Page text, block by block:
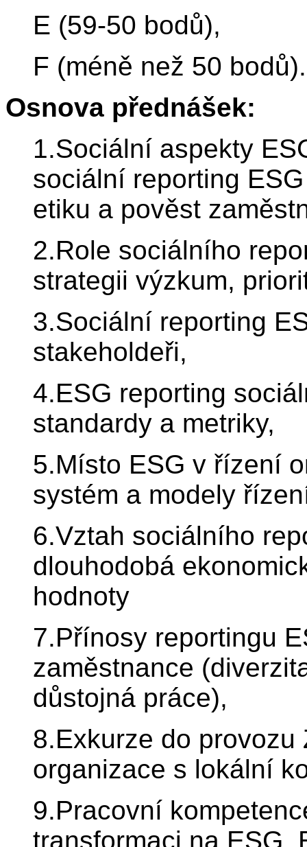
E (59-50 bodů),
F (méně než 50 bodů).
Osnova přednášek:
1.Sociální aspekty
sociální reporting
etiku a pověst
2.Role sociálního
strategii výzkum,
3.Sociální reporting
stakeholdeři,
4.ESG reporting
standardy a metriky,
5.Místo ESG v řízení
systém a modely
6.Vztah sociálního
dlouhodobá
hodnoty
7.Přínosy reportingu
zaměstnance
důstojná práce),
8.Exkurze do provozu
organizace s lokální
9.Pracovní
transformaci na ESG,